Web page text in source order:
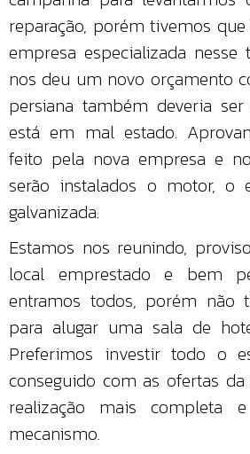
reparação, porém tivemos
empresa especializada
nos deu um novo orçamento
persiana também deveria
está em mal estado.
feito pela nova empresa e
serão instalados o motor, o
galvanizada.
Estamos nos reunindo,
local emprestado e bem
entramos todos, porém não
para alugar uma sala de
Preferimos investir todo o
conseguido com as ofertas
realização mais completa
mecanismo.